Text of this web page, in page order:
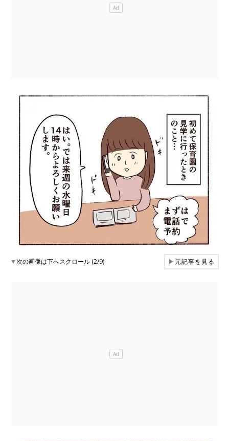
▼次の画像は下へスクロール (2/9) ▶元記事を見る